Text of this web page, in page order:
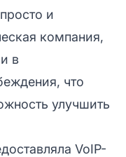
и
компания,
в
что
улучшить
VoIP-